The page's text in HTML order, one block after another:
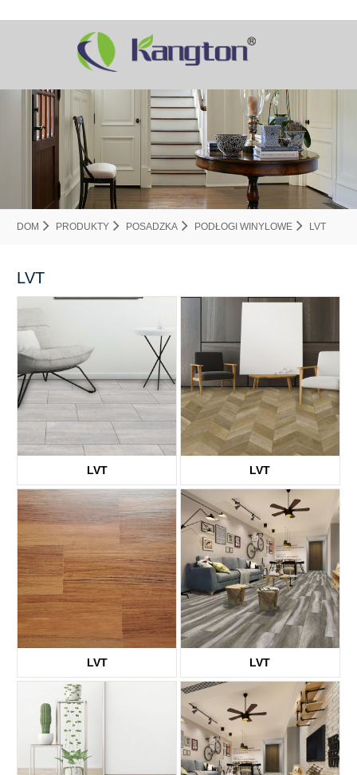
DOM PRODUKTY POSADZKA PODŁOGI WINYLOWE LVT
LVT
LVT
KTV8010
LVT
KTV8014
LVT
KTV1661
LVT
KTV8002